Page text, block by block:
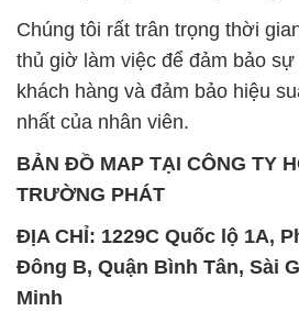
Chúng tôi rất trân trọng thời
thủ giờ làm việc để đảm bảo
khách hàng và đảm bảo hiệu
nhất của nhân viên.
BẢN ĐỒ MAP TẠI CÔNG TY
TRƯỜNG PHÁT
ĐỊA CHỈ: 1229C Quốc lộ 1A,
Đông B, Quận Bình Tân, Sài
Minh